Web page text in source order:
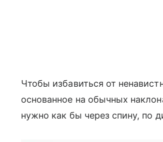
Чтобы избавиться от
основанное на обычных
нужно как бы через спину, по